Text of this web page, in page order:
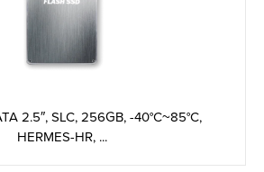
2.5″, SLC, 256GB, -40°C~85°C,
HERMES-HR, ...